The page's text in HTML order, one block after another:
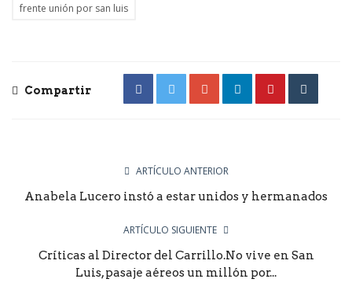
frente unión por san luis
Compartir
ARTÍCULO ANTERIOR
Anabela Lucero instó a estar unidos y hermanados
ARTÍCULO SIGUIENTE
Críticas al Director del Carrillo.No vive en San
Luis, pasaje aéreos un millón por...